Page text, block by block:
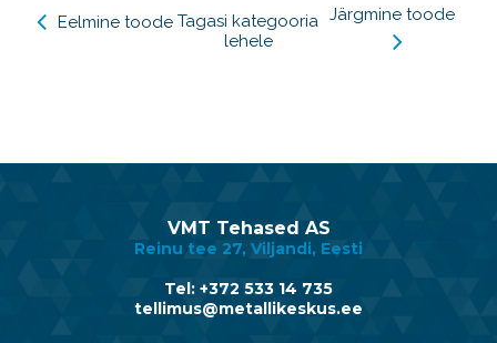
Eelmine toode Tagasi kategooria
lehele
Järgmine toode
VMT Tehased AS
Reinu tee 27, Viljandi, Eesti
Tel: +372 533 14 735
tellimus@metallikeskus.ee